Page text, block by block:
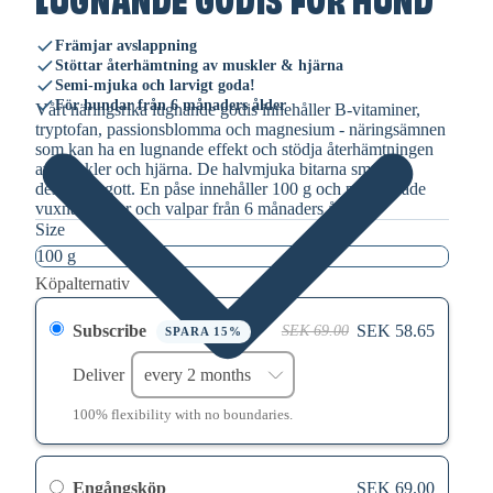
Främjar avslappning
Stöttar återhämtning av muskler & hjärna
Semi-mjuka och larvigt goda!
För hundar från 6 månaders ålder
Vårt näringsrika lugnande godis innehåller B-vitaminer,
tryptofan, passionsblomma och magnesium - näringsämnen
som kan ha en lugnande effekt och stödja återhämtningen
av muskler och hjärna. De halvmjuka bitarna smakar
dessutom gott. En påse innehåller 100 g och passar både
vuxna hundar och valpar från 6 månaders ålder.
Size
Köpalternativ
Subscribe SPARA 15% SEK 69.00 SEK 58.65
Deliver
100% flexibility with no boundaries.
Engångsköp SEK 69.00